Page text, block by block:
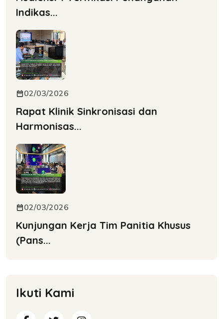
Indikas...
02/03/2026
Rapat Klinik Sinkronisasi dan
Harmonisas...
02/03/2026
Kunjungan Kerja Tim Panitia Khusus
(Pans...
Ikuti Kami